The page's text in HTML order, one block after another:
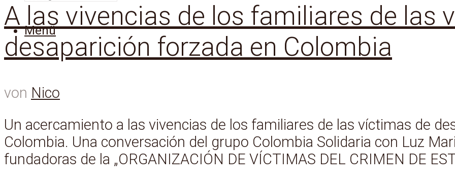
Menü
A las vivencias de los familiares de las
desaparición forzada en Colombia
von Nico
Un acercamiento a las vivencias de los familiares de las víctimas de
Colombia. Una conversación del grupo Colombia Solidaria con Luz
fundadoras de la „ORGANIZACIÓN DE VÍCTIMAS DEL CRIMEN DE